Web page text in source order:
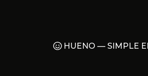
HUENO — SIMPLE